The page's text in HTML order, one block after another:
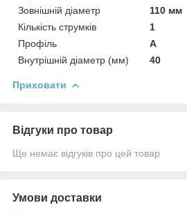
Зовнішній діаметр
110 мм
Кількість струмків
1
Профіль
А
Внутрішній діаметр (мм)
40
Приховати
Відгуки про товар
Ще немає відгуків про цей товар
Умови доставки